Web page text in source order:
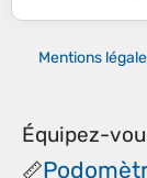
Mentions
Équipez-
📏